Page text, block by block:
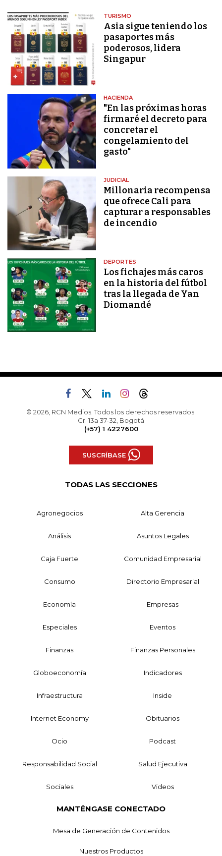
TURISMO
Asia sigue teniendo los
pasaportes más
poderosos, lidera
Singapur
HACIENDA
"En las próximas horas
firmaré el decreto para
concretar el
congelamiento del
gasto"
JUDICIAL
Millonaria recompensa
que ofrece Cali para
capturar a responsables
de incendio
DEPORTES
Los fichajes más caros
en la historia del fútbol
tras la llegada de Yan
Diomandé
© 2026, RCN Medios. Todos los derechos reservados.
Cr. 13a 37-32, Bogotá
(+57) 1 4227600
SUSCRÍBASE
TODAS LAS SECCIONES
Agronegocios Alta Gerencia
Análisis Asuntos Legales
Caja Fuerte Comunidad Empresarial
Consumo Directorio Empresarial
Economía Empresas
Especiales Eventos
Finanzas Finanzas Personales
Globoeconomía Indicadores
Infraestructura Inside
Internet Economy Obituarios
Ocio Podcast
Responsabilidad Social Salud Ejecutiva
Sociales Videos
MANTÉNGASE CONECTADO
Mesa de Generación de Contenidos
Nuestros Productos